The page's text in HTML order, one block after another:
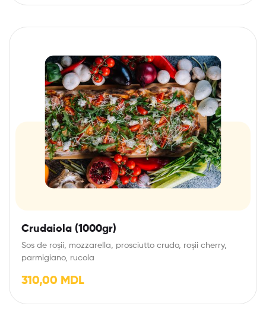
Crudaiola (1000gr)
Sos de roșii, mozzarella, prosciutto crudo, roșii cherry,
parmigiano, rucola
310,00 MDL